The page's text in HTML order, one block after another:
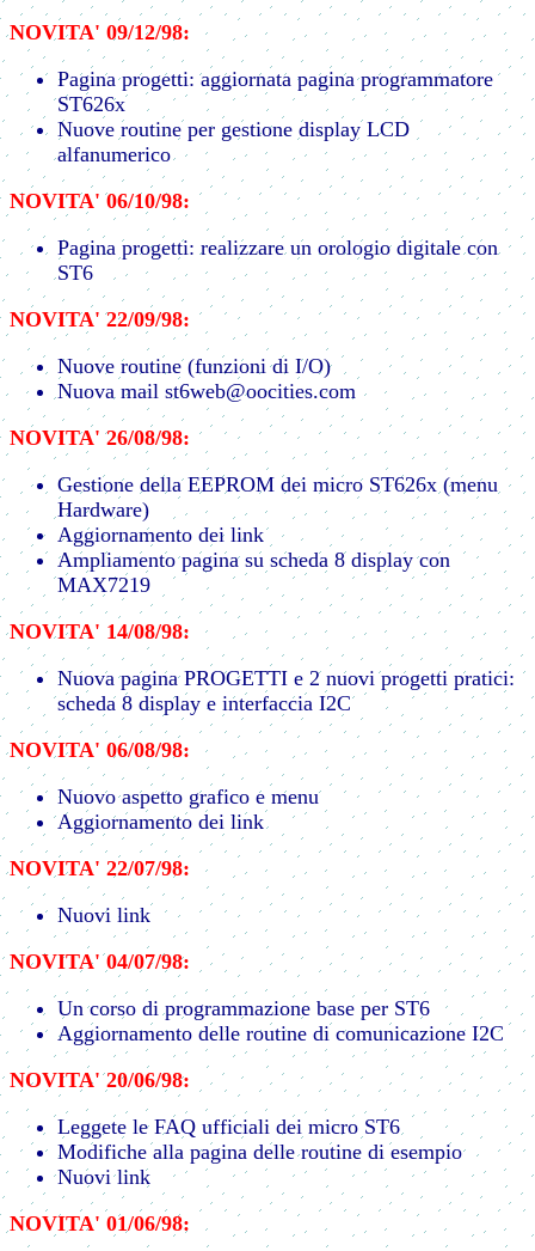
NOVITA' 09/12/98:
Pagina progetti: aggiornata pagina programmatore
ST626x
Nuove routine per gestione display LCD
alfanumerico
NOVITA' 06/10/98:
Pagina progetti: realizzare un orologio digitale con
ST6
NOVITA' 22/09/98:
Nuove routine (funzioni di I/O)
Nuova mail st6web@oocities.com
NOVITA' 26/08/98:
Gestione della EEPROM dei micro ST626x (menu
Hardware)
Aggiornamento dei link
Ampliamento pagina su scheda 8 display con
MAX7219
NOVITA' 14/08/98:
Nuova pagina PROGETTI e 2 nuovi progetti pratici:
scheda 8 display e interfaccia I2C
NOVITA' 06/08/98:
Nuovo aspetto grafico e menu
Aggiornamento dei link
NOVITA' 22/07/98:
Nuovi link
NOVITA' 04/07/98:
Un corso di programmazione base per ST6
Aggiornamento delle routine di comunicazione I2C
NOVITA' 20/06/98:
Leggete le FAQ ufficiali dei micro ST6
Modifiche alla pagina delle routine di esempio
Nuovi link
NOVITA' 01/06/98: